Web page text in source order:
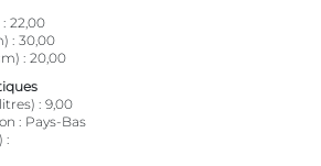
22,00
30,00
20,00
9,00
Pays-Bas